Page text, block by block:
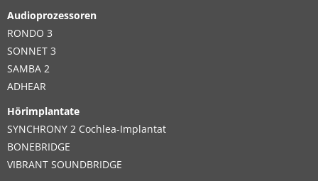
Audioprozessoren
RONDO 3
SONNET 3
SAMBA 2
ADHEAR
Hörimplantate
SYNCHRONY 2 Cochlea-Implantat
BONEBRIDGE
VIBRANT SOUNDBRIDGE